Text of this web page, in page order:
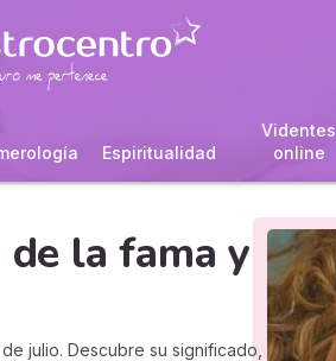
Espiritualidad
Videntes
online
la fama y
julio. Descubre su significado,